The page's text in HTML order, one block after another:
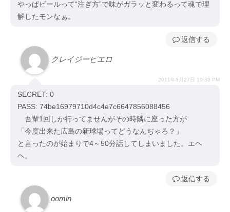
やっぱビールって“注ぎ方”で味がガラッと変わるって魂で理
解したモンなぁ。
返信
クレイジーピエロ
2011年5月27日 10:30 PM
SECRET: 0
PASS: 74be16979710d4c4e7c6647856088456
吾輩1回しか行ってませんがその時隣に座った方が
「今度出来た広島の新球場ってどうなんぢゃろ？」
と言ったのが始まりで4～50分話してしまいました。エヘ
ヘ。
返信
oomin